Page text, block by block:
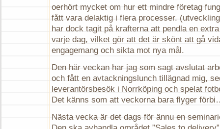
oerhört mycket om hur ett mindre företag
fått vara delaktig i flera processer.
har dock tagit på krafterna att pendla en
varje dag, vilket gör att det är skönt att gå
engagemang och sikta mot nya mål.
Den här veckan har jag som sagt avslutat
och fått en avtackningslunch tillägnad mig,
leverantörsbesök i Norrköping och spelat
Det känns som att veckorna bara flyger
Nästa vecka är det dags för ännu en